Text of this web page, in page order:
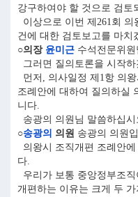
강구하여야 할 것으로 검토
이상으로 이번 제261회
건에 대한 검토보고를 마치
○의장 윤미근 수석전문위
그러면 질의토론을 시작하
먼저, 의사일정 제1항 의
조례안에 대하여 질의하실
니다.
송광의 의원님 말씀하십시
○송광의 의원 송광의 의원
의왕시 조직개편 조례안
다.
우리가 보통 중앙정부조
개편하는 이유는 크게 두